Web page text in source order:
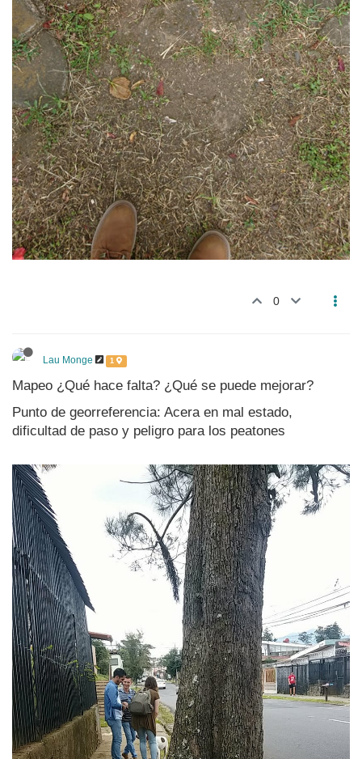
0
Lau Monge 1
Mapeo ¿Qué hace falta? ¿Qué se puede mejorar?
Punto de georreferencia: Acera en mal estado,
dificultad de paso y peligro para los peatones